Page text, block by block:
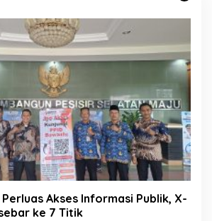
Akses Informasi Publik, X-
ke 7 Titik